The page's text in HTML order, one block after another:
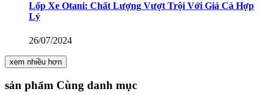
Lốp Xe Otani: Chất Lượng Vượt Trội Với Giá Cả Hợp
Lý
26/07/2024
xem nhiều hơn
sản phẩm Cùng danh mục